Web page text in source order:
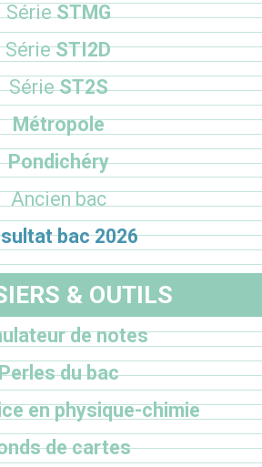
SérieSTMG
SérieSTI2D
SérieST2S
Métropole
Pondichéry
Ancien bac
bac 2026
& OUTILS
de notes
du bac
en physique-chimie
de cartes